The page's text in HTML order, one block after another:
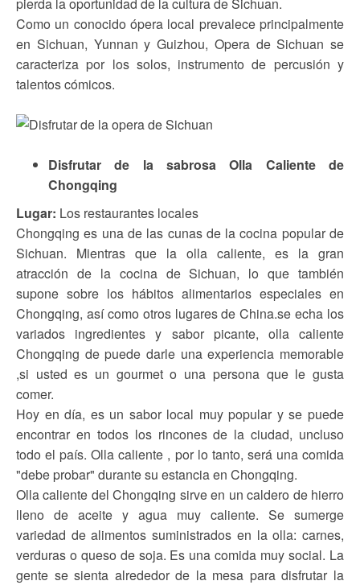
Como un conocido ópera local prevalece principalmente
en Sichuan, Yunnan y Guizhou, Opera de Sichuan se
caracteriza por los solos, instrumento de percusión y
talentos cómicos.
Disfrutar de la sabrosa Olla Caliente de
Chongqing
Lugar: Los restaurantes locales
Chongqing es una de las cunas de la cocina popular de
Sichuan. Mientras que la olla caliente, es la gran
atracción de la cocina de Sichuan, lo que también
supone sobre los hábitos alimentarios especiales en
Chongqing, así como otros lugares de China.se echa los
variados ingredientes y sabor picante, olla caliente
Chongqing de puede darle una experiencia memorable
,si usted es un gourmet o una persona que le gusta
comer.
Hoy en día, es un sabor local muy popular y se puede
encontrar en todos los rincones de la ciudad, uncluso
todo el país. Olla caliente , por lo tanto, será una comida
"debe probar" durante su estancia en Chongqing.
Olla caliente del Chongqing sirve en un caldero de hierro
lleno de aceite y agua muy caliente. Se sumerge
variedad de alimentos suministrados en la olla: carnes,
verduras o queso de soja. Es una comida muy social. La
gente se sienta alrededor de la mesa para disfrutar la